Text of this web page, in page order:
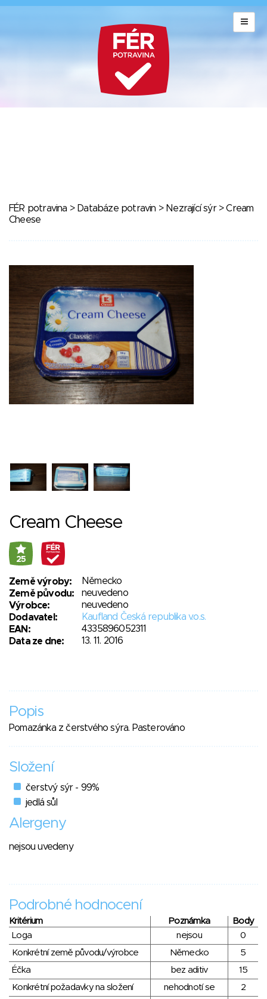
FÉR potravina > Databáze potravin > Nezrající sýr> Cream
Cheese
Cream Cheese
25
Země výroby:
Německo
Země původu:
neuvedeno
Výrobce:
neuvedeno
Dodavatel:
Kaufland Česká republika v.o.s.
EAN:
4335896052311
Data ze dne:
13. 11. 2016
Popis
Pomazánka z čerstvého sýra. Pasterováno
Složení
čerstvý sýr - 99%
jedlá sůl
Alergeny
nejsou uvedeny
Podrobné hodnocení
Kritérium Poznámka
Body
Loga
nejsou
0
Konkrétní země původu/výrobce
Německo
5
Éčka
bez aditiv
15
Konkrétní požadavky na složení
nehodnotí se
2